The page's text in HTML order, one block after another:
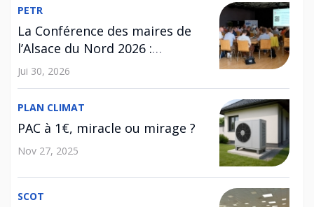
PETR
La Conférence des maires de
l’Alsace du Nord 2026 :
l’habitat au cœur des
Jui 30, 2026
PLAN CLIMAT
PAC à 1€, miracle ou mirage ?
Nov 27, 2025
SCOT